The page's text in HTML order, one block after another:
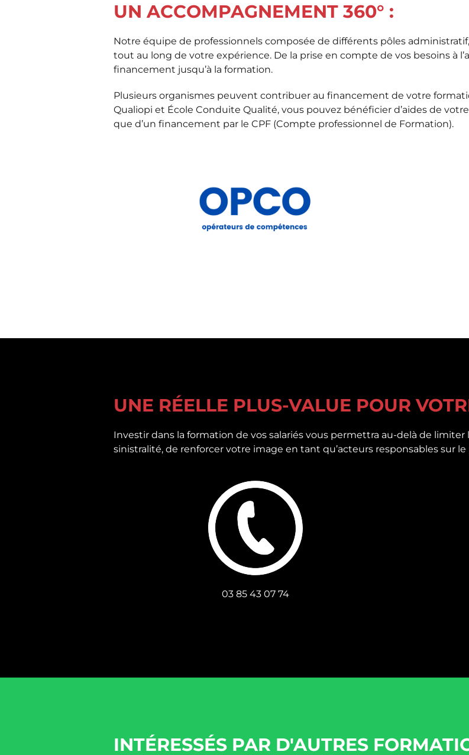
UN ACCOMPAGNEMENT 360° :
Notre équipe de professionnels composée de différents pôles
tout au long de votre expérience. De la prise en compte de vos besoins à
financement jusqu’à la formation.
Plusieurs organismes peuvent contribuer au financement de votre
Qualiopi et École Conduite Qualité, vous pouvez bénéficier d’aides de
que d’un financement par le CPF (Compte professionnel de Formation).
UNE RÉELLE PLUS-VALUE POUR
Investir dans la formation de vos salariés vous permettra au-delà de limiter
sinistralité, de renforcer votre image en tant qu’acteurs responsables sur
03 85 43 07 74
INTÉRESSÉS PAR D'AUTRES